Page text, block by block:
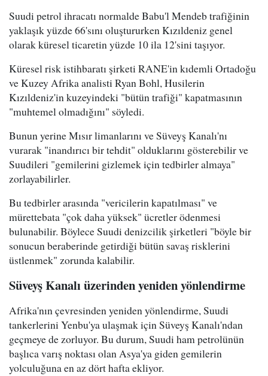
Suudi petrol ihracatı normalde Babu'l Mendeb trafiğinin
yaklaşık yüzde 66'sını oluştururken Kızıldeniz genel
olarak küresel ticaretin yüzde 10 ila 12'sini taşıyor.
Küresel risk istihbaratı şirketi RANE'in kıdemli Ortadoğu
ve Kuzey Afrika analisti Ryan Bohl, Husilerin
Kızıldeniz'in kuzeyindeki "bütün trafiği" kapatmasının
"muhtemel olmadığını" söyledi.
Bunun yerine Mısır limanlarını ve Süveyş Kanalı'nı
vurarak "inandırıcı bir tehdit" olduklarını gösterebilir ve
Suudileri "gemilerini gizlemek için tedbirler almaya"
zorlayabilirler.
Bu tedbirler arasında "vericilerin kapatılması" ve
mürettebata "çok daha yüksek" ücretler ödenmesi
bulunabilir. Böylece Suudi denizcilik şirketleri "böyle bir
sonucun beraberinde getirdiği bütün savaş risklerini
üstlenmek" zorunda kalabilir.
Süveyş Kanalı üzerinden yeniden yönlendirme
Afrika'nın çevresinden yeniden yönlendirme, Suudi
tankerlerini Yenbu'ya ulaşmak için Süveyş Kanalı'ndan
geçmeye de zorluyor. Bu durum, Suudi ham petrolünün
başlıca varış noktası olan Asya'ya giden gemilerin
yolculuğuna en az dört hafta ekliyor.